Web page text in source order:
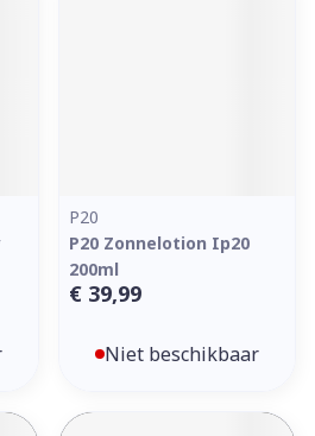
P20
P20 Zonnelotion Ip20
200ml
€ 39,99
Niet beschikbaar